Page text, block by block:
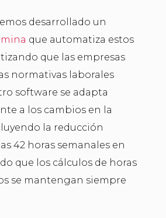
desarrollado un
que automatiza estos
que las empresas
normativas laborales
software se adapta
a los cambios en la
la reducción
42 horas semanales en
que los cálculos de horas
se mantengan siempre